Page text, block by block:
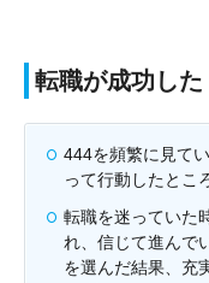
転職が成功した
444を頻繁に見て
って行動したとこ
転職を迷っていた
れ、信じて進んで
を選んだ結果、充